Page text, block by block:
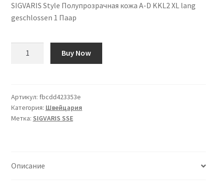
SIGVARIS Style Полупрозрачная кожа A-D KKL2 XL lang
geschlossen 1 Паар
Semitransparent
A-
D
geschlossen
Buy Now
Артикул: fbcdd423353e
Категория: Швейцария
Метка: SIGVARIS SSE
Описание